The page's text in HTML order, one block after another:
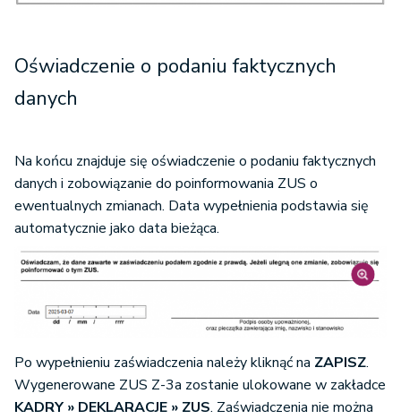
Oświadczenie o podaniu faktycznych
danych
Na końcu znajduje się oświadczenie o podaniu faktycznych
danych i zobowiązanie do poinformowania ZUS o
ewentualnych zmianach. Data wypełnienia podstawia się
automatycznie jako data bieżąca.
Po wypełnieniu zaświadczenia należy kliknąć na ZAPISZ.
Wygenerowane ZUS Z-3a zostanie ulokowane w zakładce
KADRY » DEKLARACJE » ZUS. Zaświadczenia nie można